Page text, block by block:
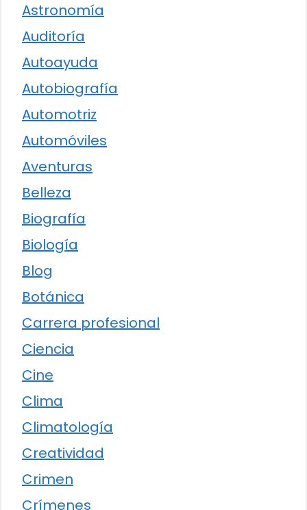
Astronomía
Auditoría
Autoayuda
Autobiografía
Automotriz
Automóviles
Aventuras
Belleza
Biografía
Biología
Blog
Botánica
Carrera profesional
Ciencia
Cine
Clima
Climatología
Creatividad
Crimen
Crímenes